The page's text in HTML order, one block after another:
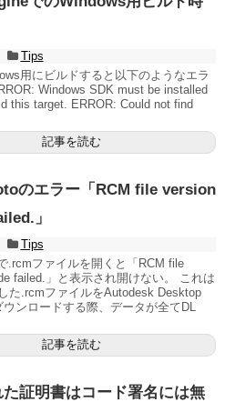
Tips
用にビルドすると以下のようなエラ
Windows SDK must be installed
this target. ERROR: Could not find
記事を読む
のエラー「RCM file version
」
Tips
.rcmファイルを開くと「RCM file
failed.」と表示され開けない。 これは
た.rcmファイルをAutodesk Desktop
ンロードする際、データが全てDL
記事を読む
た証明書はコード署名には無